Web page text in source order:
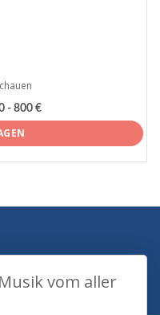
- 800 €
vom aller